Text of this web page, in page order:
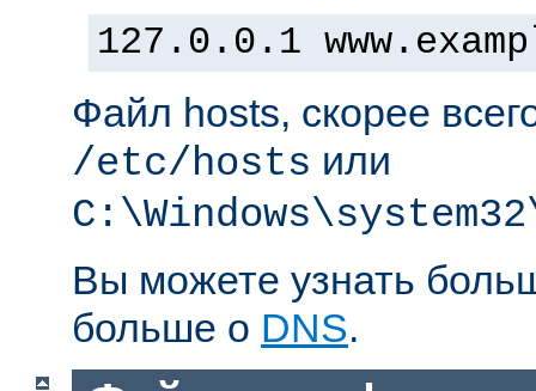
127.0.0.1
Файл hosts, скорее
/etc/hosts или
Вы можете узнать
больше о DNS.